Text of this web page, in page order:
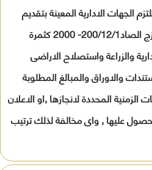
الجهات الادارية المعينة بتقديم
الخدمة وفقا للوارد بهذا النموزج الصاد200/12/1- 2000 كثمرة
والزراعة واستصلاح الاراضى
والاوراق والمبالغ المطلوبة
المحددة لانجازها ,او الاعلان
عليها , واى مخالفة لذلك ترتيب